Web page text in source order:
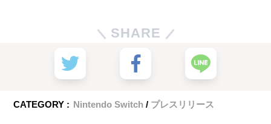
SHARE
CATEGORY : Nintendo Switch プレスリリース